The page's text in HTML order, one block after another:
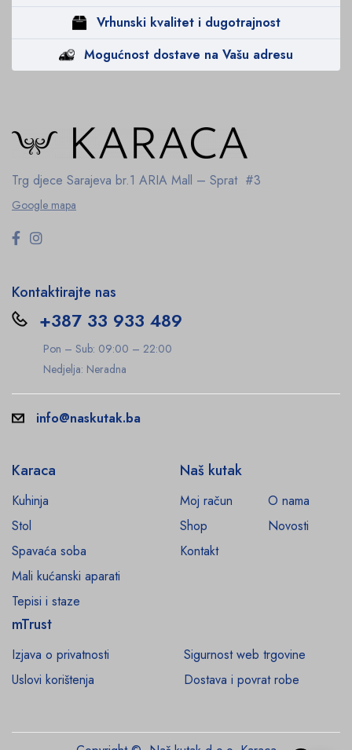
Vrhunski kvalitet i dugotrajnost
Mogućnost dostave na Vašu adresu
Trg djece Sarajeva br.1 ARIA Mall – Sprat #3
Google mapa
Kontaktirajte nas
+387 33 933 489
Pon – Sub: 09:00 – 22:00
Nedjelja: Neradna
info@naskutak.ba
Karaca
Kuhinja
Stol
Spavaća soba
Mali kućanski aparati
Tepisi i staze
Naš kutak
Moj račun
O nama
Shop
Novosti
Kontakt
mTrust
Izjava o privatnosti
Sigurnost web trgovine
Uslovi korištenja
Dostava i povrat robe